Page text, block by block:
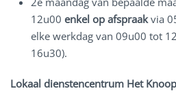
12u00 enkel op afspraakvia
elke werkdag van 09u00 tot
16u30).
Lokaal dienstencentrum Het